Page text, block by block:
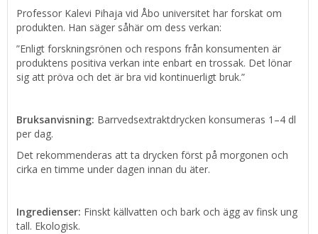
Professor Kalevi Pihaja vid Åbo universitet har forskat om
produkten. Han säger såhär om dess verkan:
”Enligt forskningsrönen och respons från konsumenten är
produktens positiva verkan inte enbart en trossak. Det lönar
sig att pröva och det är bra vid kontinuerligt bruk.”
Bruksanvisning: Barrvedsextraktdrycken konsumeras 1–4 dl
per dag.
Det rekommenderas att ta drycken först på morgonen och
cirka en timme under dagen innan du äter.
Ingredienser: Finskt källvatten och bark och ägg av finsk ung
tall. Ekologisk.